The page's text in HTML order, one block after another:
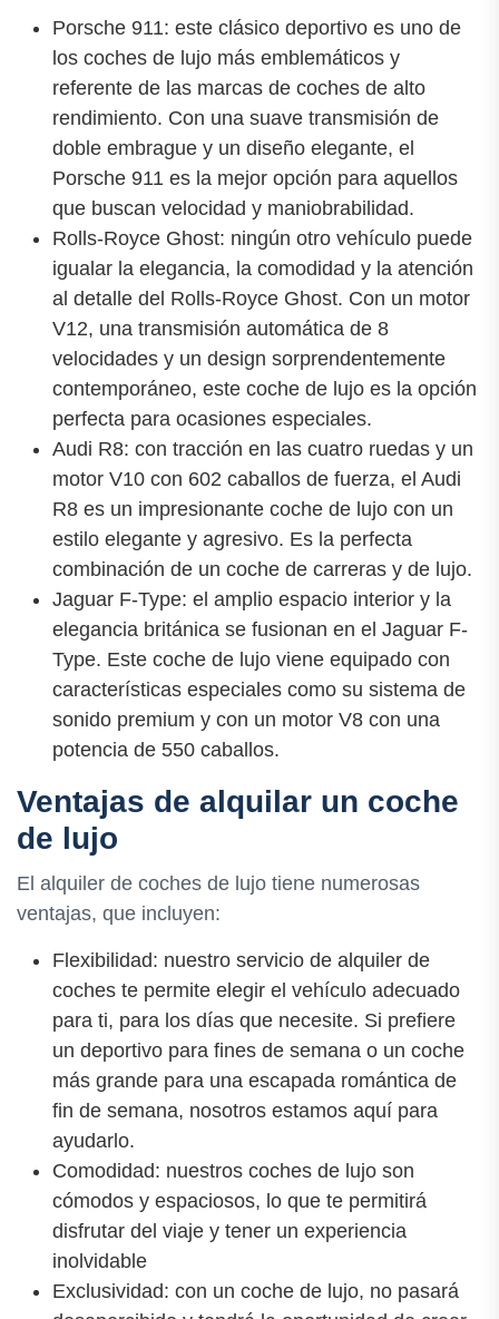
Porsche 911: este clásico deportivo es uno de
los coches de lujo más emblemáticos y
referente de las marcas de coches de alto
rendimiento. Con una suave transmisión de
doble embrague y un diseño elegante, el
Porsche 911 es la mejor opción para aquellos
que buscan velocidad y maniobrabilidad.
Rolls-Royce Ghost: ningún otro vehículo puede
igualar la elegancia, la comodidad y la atención
al detalle del Rolls-Royce Ghost. Con un motor
V12, una transmisión automática de 8
velocidades y un design sorprendentemente
contemporáneo, este coche de lujo es la opción
perfecta para ocasiones especiales.
Audi R8: con tracción en las cuatro ruedas y un
motor V10 con 602 caballos de fuerza, el Audi
R8 es un impresionante coche de lujo con un
estilo elegante y agresivo. Es la perfecta
combinación de un coche de carreras y de lujo.
Jaguar F-Type: el amplio espacio interior y la
elegancia británica se fusionan en el Jaguar F-
Type. Este coche de lujo viene equipado con
características especiales como su sistema de
sonido premium y con un motor V8 con una
potencia de 550 caballos.
Ventajas de alquilar un coche
de lujo
El alquiler de coches de lujo tiene numerosas
ventajas, que incluyen:
Flexibilidad: nuestro servicio de alquiler de
coches te permite elegir el vehículo adecuado
para ti, para los días que necesite. Si prefiere
un deportivo para fines de semana o un coche
más grande para una escapada romántica de
fin de semana, nosotros estamos aquí para
ayudarlo.
Comodidad: nuestros coches de lujo son
cómodos y espaciosos, lo que te permitirá
disfrutar del viaje y tener un experiencia
inolvidable
Exclusividad: con un coche de lujo, no pasará